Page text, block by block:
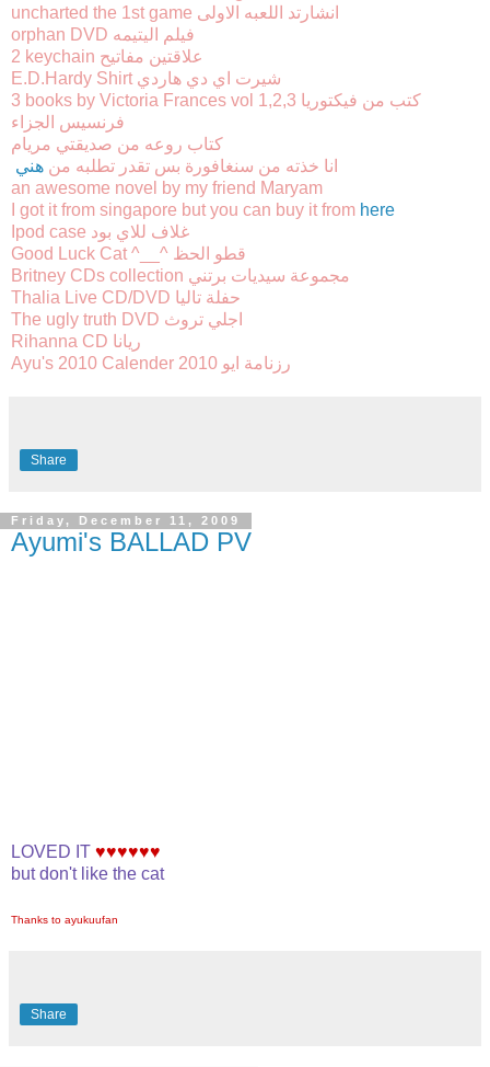
uncharted the 1st game انشارتد اللعبه الاولى
orphan DVD فيلم اليتيمه
2 keychain علاقتين مفاتيح
E.D.Hardy Shirt شيرت اي دي هاردي
3 books by Victoria Frances vol 1,2,3 كتب من فيكتوريا
فرنسيس الجزاء
كتاب روعه من صديقتي مريام
انا خذته من سنغافورة بس تقدر تطلبه من هني
an awesome novel by my friend Maryam
I got it from singapore but you can buy it from here
Ipod case غلاف للاي بود
Good Luck Cat ^__^ قطو الحظ
Britney CDs collection مجموعة سيديات برتني
Thalia Live CD/DVD حفلة تاليا
The ugly truth DVD اجلي تروث
Rihanna CD ريانا
Ayu's 2010 Calender رزنامة ايو 2010
Share
Friday, December 11, 2009
Ayumi's BALLAD PV
LOVED IT ♥♥♥♥♥♥
but don't like the cat
Thanks to ayukuufan
Share